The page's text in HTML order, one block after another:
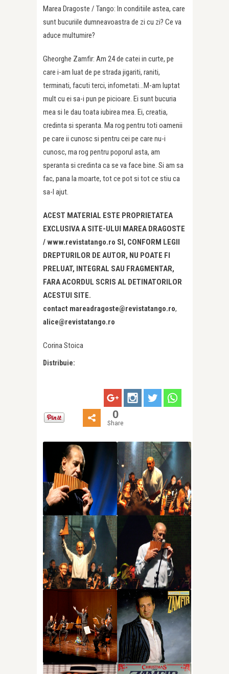
Marea Dragoste / Tango: In conditiile astea, care
sunt bucuriile dumneavoastra de zi cu zi? Ce va
aduce multumire?
Gheorghe Zamfir: Am 24 de catei in curte, pe
care i-am luat de pe strada jigariti, raniti,
terminati, facuti terci, infometati…M-am luptat
mult cu ei sa-i pun pe picioare. Ei sunt bucuria
mea si le dau toata iubirea mea. Ei, creatia,
credinta si speranta. Ma rog pentru toti oamenii
pe care ii cunosc si pentru cei pe care nu-i
cunosc, ma rog pentru poporul asta, am
speranta si credinta ca se va face bine. Si am sa
fac, pana la moarte, tot ce pot si tot ce stiu ca
sa-l ajut.
ACEST MATERIAL ESTE PROPRIETATEA
EXCLUSIVA A SITE-ULUI MAREA DRAGOSTE
/ www.revistatango.ro SI, CONFORM LEGII
DREPTURILOR DE AUTOR, NU POATE FI
PRELUAT, INTEGRAL SAU FRAGMENTAR,
FARA ACORDUL SCRIS AL DETINATORILOR
ACESTUI SITE.
contact mareadragoste@revistatango.ro,
alice@revistatango.ro
Corina Stoica
Distribuie:
0
Share